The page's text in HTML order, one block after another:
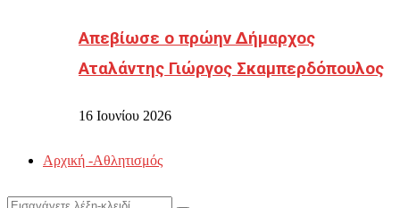
Απεβίωσε ο πρώην Δήμαρχος
Αταλάντης Γιώργος Σκαμπερδόπουλος
16 Ιουνίου 2026
Αρχική -Αθλητισμός
Search